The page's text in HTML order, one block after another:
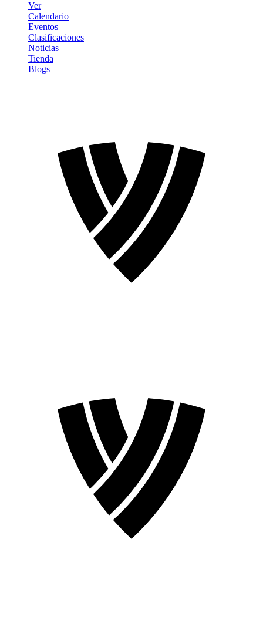
Ver
Calendario
Eventos
Clasificaciones
Noticias
Tienda
Blogs